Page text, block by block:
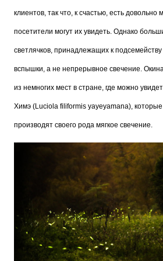
клиентов, так что, к счастью, есть довольно
посетители могут их увидеть. Однако
светлячков, принадлежащих к
вспышки, а не непрерывное свечение.
из немногих мест в стране, где можно
Химэ (Luciola filiformis yayeyamana),
производят своего рода мягкое свечение.